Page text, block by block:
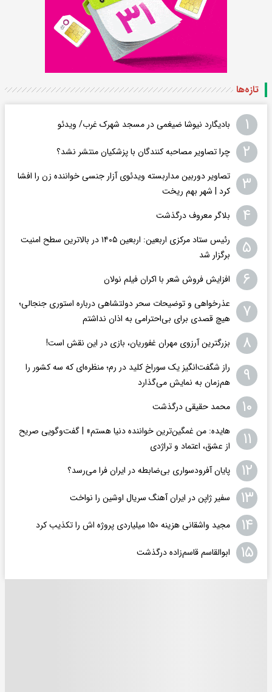
تازه‌ها
۱ بادیگارد نیوشا ضیغمی در مسجد شهرک غرب/ ویدئو
۲ چرا تصاویر مصاحبه کنندگان با پزشکیان منتشر نشد؟
۳
تصاویر دوربین مداربسته ویدئوی آزار جنسی خواننده زن را افشا
کرد | شهر بهم ریخت
۴ بلاگر معروف درگذشت
۵
رئیس ستاد مرکزی اربعین: اربعین ۱۴۰۵ در بالاترین سطح امنیت
برگزار شد
۶ افزایش فروش شعر با اکران فیلم نولان
۷
عذرخواهی و توضیحات سحر دولتشاهی درباره استوری جنجالی؛
هیچ قصدی برای بی‌احترامی به اذان نداشتم
۸ بزرگترین آرزوی مهران غفوریان، بازی در این نقش است!
۹
راز شگفت‌انگیز یک سوراخ کلید در رم؛ منظره‌ای که سه کشور را
هم‌زمان به نمایش می‌گذارد
۱۰ محمد حقیقی درگذشت
۱۱
هایده: من غمگین‌ترین خواننده دنیا هستم» | گفت‌وگویی صریح
از عشق، اعتماد و تراژدی
۱۲ پایان آفرودسواری بی‌ضابطه در ایران فرا می‌رسد؟
۱۳ سفیر ژاپن در ایران آهنگ سریال اوشین را نواخت
۱۴ مجید واشقانی هزینه ۱۵۰ میلیاردی پروژه اش را تکذیب کرد
۱۵ ابوالقاسم قاسم‌زاده درگذشت